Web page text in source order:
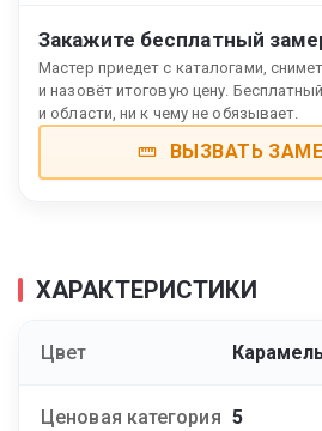
Закажите бесплатный
Мастер приедет с каталогами,
и назовёт итоговую цену.
и области, ни к чему не обязывает.
ВЫЗВАТЬ
ХАРАКТЕРИСТИКИ
Цвет
Ценовая категория 5